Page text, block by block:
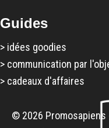
Guides
> idées goodies
> communication par
> cadeaux d'affaires
© 2026